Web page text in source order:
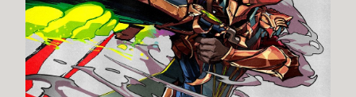
|
MSI
2026